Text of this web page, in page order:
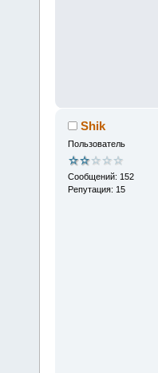
Shik
Пользователь
Сообщений: 152
Репутация: 15